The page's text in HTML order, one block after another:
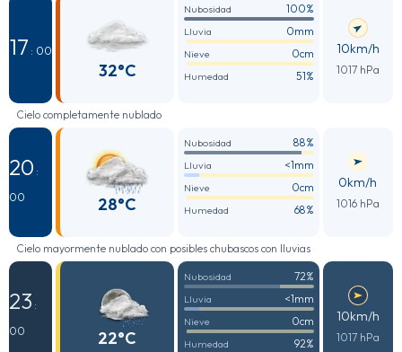
17 : 00
32°C
Nubosidad 100%
Lluvia 0mm
Nieve 0cm
Humedad 51%
10km/h
1017 hPa
Cielo completamente nublado
20 :
00
28°C
Nubosidad 88%
Lluvia <1mm
Nieve 0cm
Humedad 68%
0km/h
1016 hPa
Cielo mayormente nublado con posibles chubascos con lluvias
23 :
00
22°C
Nubosidad 72%
Lluvia <1mm
Nieve 0cm
Humedad 92%
10km/h
1017 hPa